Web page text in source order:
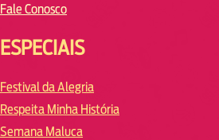
Fale Conosco
ESPECIAIS
Festival da Alegria
Respeita Minha História
Semana Maluca